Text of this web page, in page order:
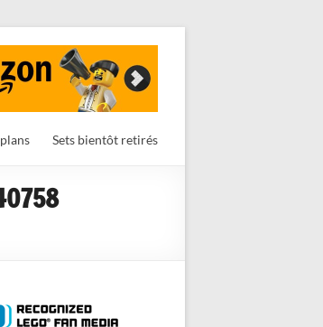
Sets bientôt retirés